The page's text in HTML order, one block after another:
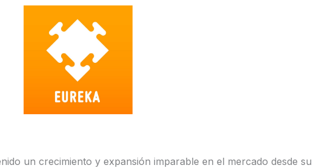
un crecimiento y expansión imparable en el mercado desde su